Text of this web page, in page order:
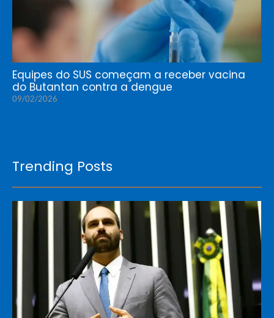
Equipes do SUS começam a receber vacina
do Butantan contra a dengue
09/02/2026
Trending Posts